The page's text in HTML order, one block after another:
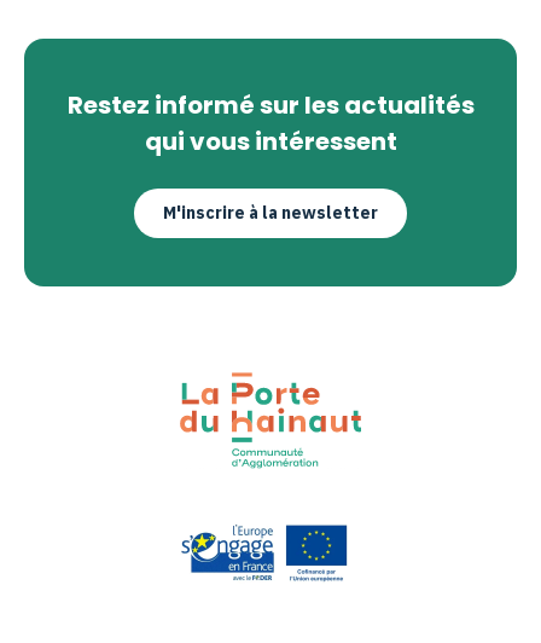
Restez informé sur les actualités
qui vous intéressent
M'inscrire à la newsletter